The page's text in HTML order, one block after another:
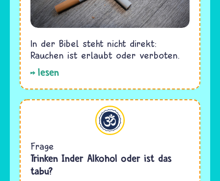
In der Bibel steht nicht direkt:
Rauchen ist erlaubt oder verboten.
lesen
Hinduismus
Frage
Trinken Inder Alkohol oder ist das
tabu?